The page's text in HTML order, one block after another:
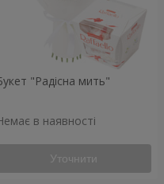
"Радісна мить"
в наявності
Уточнити